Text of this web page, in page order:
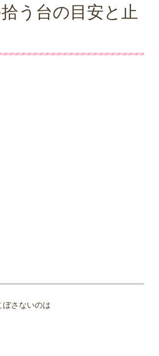
う台の目安と止
さないのは